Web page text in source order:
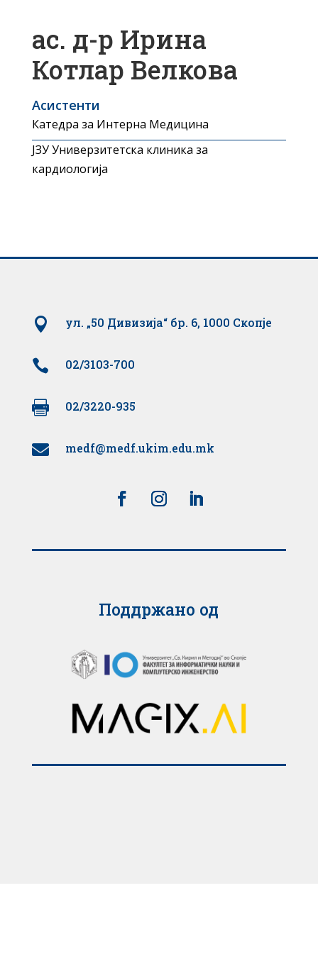
ас. д-р Ирина
Котлар Велкова
Асистенти
Катедра за Интерна Медицина
ЈЗУ Универзитетска клиника за
кардиологија
 ул. „50 Дивизија“ бр. 6, 1000 Скопје
 02/3103-700
 02/3220-935
 medf@medf.ukim.edu.mk
Поддржано од